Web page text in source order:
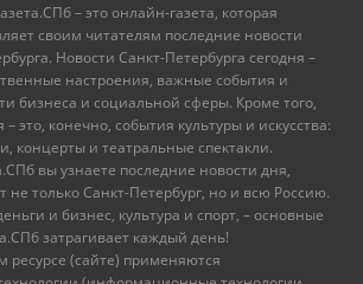
– это онлайн-газета, которая
своим читателям последние новости
Новости Санкт-Петербурга сегодня –
настроения, важные события и
бизнеса и социальной сферы. Кроме того,
это, конечно, события культуры и искусства:
концерты и театральные спектакли.
вы узнаете последние новости дня,
не только Санкт-Петербург, но и всю Россию.
и бизнес, культура и спорт, – основные
затрагивает каждый день!
(сайте) применяются